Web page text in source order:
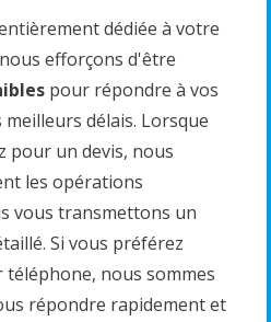
dédiée à votre
efforçons d'être
pour répondre à vos
meilleurs délais. Lorsque
pour un devis, nous
les opérations
vous transmettons un
Si vous préférez
nous sommes
répondre rapidement et